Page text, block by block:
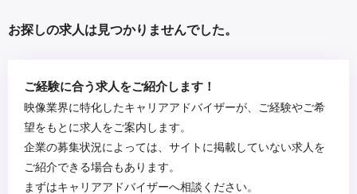
お探しの求人は見つかりませんでした。
ご経験に合う求人をご紹介します！
映像業界に特化したキャリアアドバイザーが、ご経験やご希
望をもとに求人をご案内します。
企業の募集状況によっては、サイトに掲載していない求人を
ご紹介できる場合もあります。
まずはキャリアアドバイザーへ相談ください。